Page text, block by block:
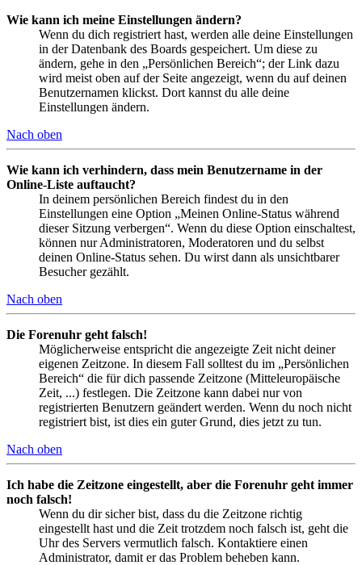
Wie kann ich meine Einstellungen ändern?
Wenn du dich registriert hast, werden alle deine Einstellungen
in der Datenbank des Boards gespeichert. Um diese zu
ändern, gehe in den „Persönlichen Bereich“; der Link dazu
wird meist oben auf der Seite angezeigt, wenn du auf deinen
Benutzernamen klickst. Dort kannst du alle deine
Einstellungen ändern.
Nach oben
Wie kann ich verhindern, dass mein Benutzername in der
Online-Liste auftaucht?
In deinem persönlichen Bereich findest du in den
Einstellungen eine Option „Meinen Online-Status während
dieser Sitzung verbergen“. Wenn du diese Option einschaltest,
können nur Administratoren, Moderatoren und du selbst
deinen Online-Status sehen. Du wirst dann als unsichtbarer
Besucher gezählt.
Nach oben
Die Forenuhr geht falsch!
Möglicherweise entspricht die angezeigte Zeit nicht deiner
eigenen Zeitzone. In diesem Fall solltest du im „Persönlichen
Bereich“ die für dich passende Zeitzone (Mitteleuropäische
Zeit, ...) festlegen. Die Zeitzone kann dabei nur von
registrierten Benutzern geändert werden. Wenn du noch nicht
registriert bist, ist dies ein guter Grund, dies jetzt zu tun.
Nach oben
Ich habe die Zeitzone eingestellt, aber die Forenuhr geht immer
noch falsch!
Wenn du dir sicher bist, dass du die Zeitzone richtig
eingestellt hast und die Zeit trotzdem noch falsch ist, geht die
Uhr des Servers vermutlich falsch. Kontaktiere einen
Administrator, damit er das Problem beheben kann.